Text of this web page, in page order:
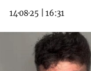
14·08·25 16:31